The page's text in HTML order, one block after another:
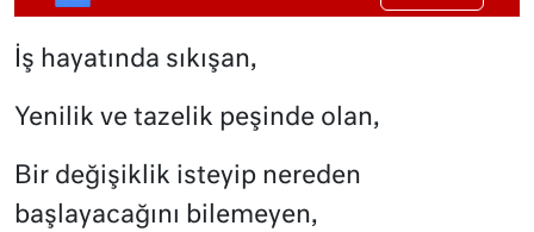
İş hayatında sıkışan,
Yenilik ve tazelik peşinde olan,
Bir değişiklik isteyip nereden
başlayacağını bilemeyen,